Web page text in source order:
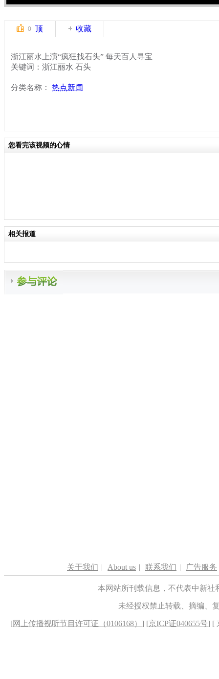
0 顶 收藏
浙江丽水上演“疯狂找石头” 每天百人寻宝
关键词：浙江丽水 石头
分类名称： 热点新闻
您看完该视频的心情
相关报道
关于我们 | About us | 联系我们 | 广告服务
本网站所刊载信息，不代表中新
未经授权禁止转载、摘编、
[网上传播视听节目许可证（0106168） ] [京ICP证040655号] [